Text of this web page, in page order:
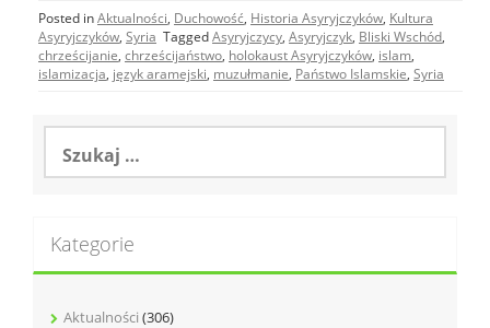
Posted inAktualności, Duchowość, Historia Asyryjczyków, Kultura
Asyryjczyków, Syria TaggedAsyryjczycy, Asyryjczyk, Bliski Wschód,
chrześcijanie, chrześcijaństwo, holokaust Asyryjczyków, islam,
islamizacja, język aramejski, muzułmanie, Państwo Islamskie, Syria
Szukaj:
Kategorie
Aktualności (306)